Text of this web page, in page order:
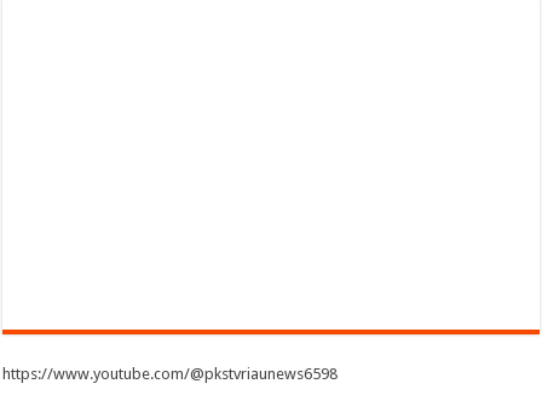
https://www.youtube.com/@pkstvriaunews6598